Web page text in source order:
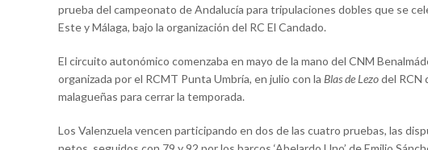
prueba del campeonato de Andalucía para tripulaciones dobles que se
Este y Málaga, bajo la organización del RC El Candado.
El circuito autonómico comenzaba en mayo de la mano del CNM
organizada por el RCMT Punta Umbría, en julio con la Blas de Lezodel RCN
malagueñas para cerrar la temporada.
Los Valenzuela vencen participando en dos de las cuatro pruebas, las